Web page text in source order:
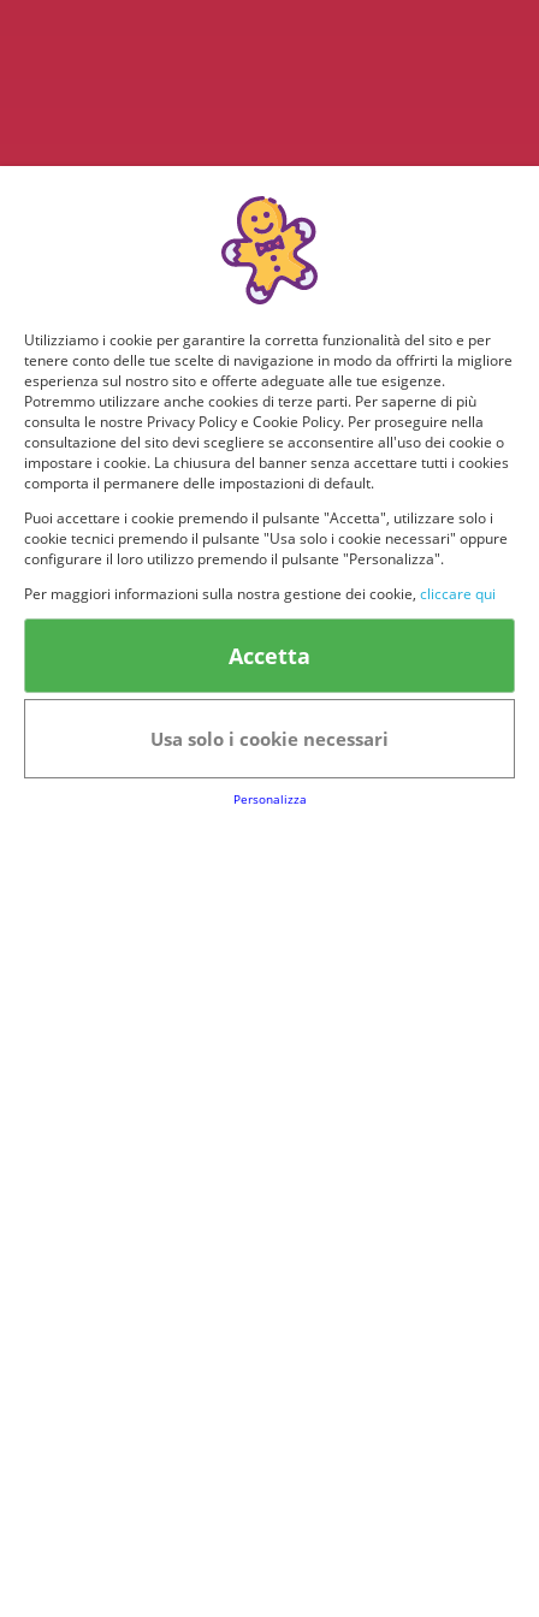
© provaprodottigratis.it 2023 | All Rights Reserved.
Categorie in evidenza
Animali
Utilizziamo i cookie per garantire la corretta funzionalità del sito e per
tenere conto delle tue scelte di navigazione in modo da offrirti la migliore
esperienza sul nostro sito e offerte adeguate alle tue esigenze.
Potremmo utilizzare anche cookies di terze parti. Per saperne di più
consulta le nostre Privacy Policy e Cookie Policy. Per proseguire nella
consultazione del sito devi scegliere se acconsentire all'uso dei cookie o
impostare i cookie. La chiusura del banner senza accettare tutti i cookies
comporta il permanere delle impostazioni di default.
Puoi accettare i cookie premendo il pulsante "Accetta", utilizzare solo i
cookie tecnici premendo il pulsante "Usa solo i cookie necessari" oppure
configurare il loro utilizzo premendo il pulsante "Personalizza".
Per maggiori informazioni sulla nostra gestione dei cookie, cliccare qui
Accetta
Usa solo i cookie necessari
Personalizza